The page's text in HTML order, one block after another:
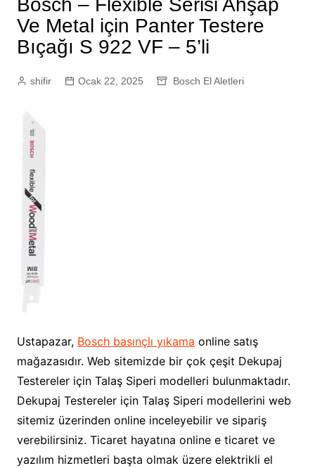
Bosch – Flexible Serisi Ahşap
Ve Metal için Panter Testere
Bıçağı S 922 VF – 5’li
shifir Ocak 22, 2025 Bosch El Aletleri
Ustapazar, Bosch basınçlı yıkama online satış
mağazasıdır. Web sitemizde bir çok çeşit Dekupaj
Testereler için Talaş Siperi modelleri bulunmaktadır.
Dekupaj Testereler için Talaş Siperi modellerini web
sitemiz üzerinden online inceleyebilir ve sipariş
verebilirsiniz. Ticaret hayatına online e ticaret ve
yazılım hizmetleri başta olmak üzere elektrikli el